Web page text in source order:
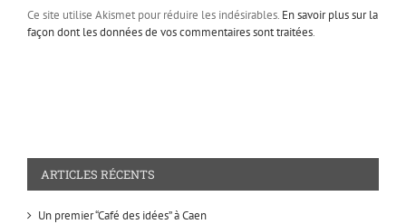
Ce site utilise Akismet pour réduire les indésirables. En savoir plus sur la
façon dont les données de vos commentaires sont traitées.
ARTICLES RÉCENTS
Un premier “Café des idées” à Caen